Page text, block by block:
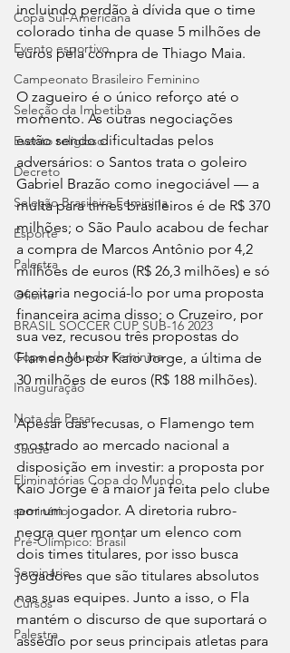
Copa Sul-Americana
Evento esportivo
Campeonato Brasileiro Feminino
Seleção da Imbetiba
Evento religioso
Decreto
Seleção Brasileira Feminina
Esporte
Palestra
Oficina
BRASIL SOCCER CUP SUB-16 2023
Copa do Mundo Feminina
Inauguração
Nota de Pesar
Saude
Eliminatórias Copa do Mundo
seminário
Pré-Olímpico: Brasil
Seminário
Cursos
Palestra
incluindo perdão à dívida que o time
colorado tinha de quase 5 milhões de
euros pela compra de Thiago Maia.
O zagueiro é o único reforço até o
momento. As outras negociações
estão sendo dificultadas pelos
adversários: o Santos trata o goleiro
Gabriel Brazão como inegociável — a
multa para times brasileiros é de R$ 370
milhões; o São Paulo acabou de fechar
a compra de Marcos Antônio por 4,2
milhões de euros (R$ 26,3 milhões) e só
aceitaria negociá-lo por uma proposta
financeira acima disso; o Cruzeiro, por
sua vez, recusou três propostas do
Flamengo por Kaio Jorge, a última de
30 milhões de euros (R$ 188 milhões).
Apesar das recusas, o Flamengo tem
mostrado ao mercado nacional a
disposição em investir: a proposta por
Kaio Jorge é a maior já feita pelo clube
por um jogador. A diretoria rubro-
negra quer montar um elenco com
dois times titulares, por isso busca
jogadores que são titulares absolutos
nas suas equipes. Junto a isso, o Fla
mantém o discurso de que suportará o
assédio por seus principais atletas para